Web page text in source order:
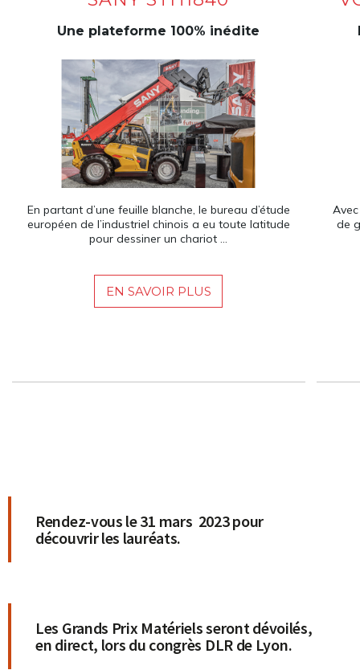
Rendez-vous le 31 mars 2023 pour
découvrir les lauréats.
Les Grands Prix Matériels seront dévoilés,
en direct, lors du congrès DLR de Lyon.